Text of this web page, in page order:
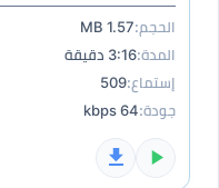
الحجم:1.57 MB
المدة:3:16 دقيقة
إستماع:509
جودة:64 kbps